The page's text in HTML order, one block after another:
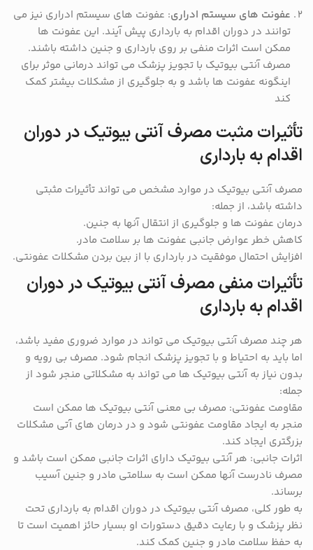
عفونت های سیستم ادراری: عفونت های سیستم ادراری نیز می
توانند در دوران اقدام به بارداری پیش آیند. این عفونت ها
ممکن است اثرات منفی بر روی بارداری و جنین داشته باشند.
مصرف آنتی بیوتیک با تجویز پزشک می تواند درمانی موثر برای
اینگونه عفونت ها باشد و به جلوگیری از مشکلات بیشتر کمک
کند
تأثیرات مثبت مصرف آنتی بیوتیک در دوران
اقدام به بارداری
مصرف آنتی بیوتیک در موارد مشخص می تواند تأثیرات مثبتی
داشته باشد، از جمله:
درمان عفونت ها و جلوگیری از انتقال آنها به جنین.
کاهش خطر عوارض جانبی عفونت ها بر سلامت مادر.
افزایش احتمال موفقیت در بارداری با از بین بردن مشکلات عفونتی.
تأثیرات منفی مصرف آنتی بیوتیک در دوران
اقدام به بارداری
هر چند مصرف آنتی بیوتیک می تواند در موارد ضروری مفید باشد،
اما باید به احتیاط و با تجویز پزشک انجام شود. مصرف بی رویه و
بدون نیاز به آنتی بیوتیک ها می تواند به مشکلاتی منجر شود از
جمله:
مقاومت عفونتی: مصرف بی معنی آنتی بیوتیک ها ممکن است
منجر به ایجاد مقاومت عفونتی شود و در درمان های آتی مشکلات
بزرگتری ایجاد کند.
اثرات جانبی: هر آنتی بیوتیک دارای اثرات جانبی ممکن است باشد و
مصرف نادرست آنها ممکن است به سلامتی مادر و جنین آسیب
برساند.
به طور کلی، مصرف آنتی بیوتیک در دوران اقدام به بارداری تحت
نظر پزشک و با رعایت دقیق دستورات او بسیار حائز اهمیت است تا
به حفظ سلامت مادر و جنین کمک کند.